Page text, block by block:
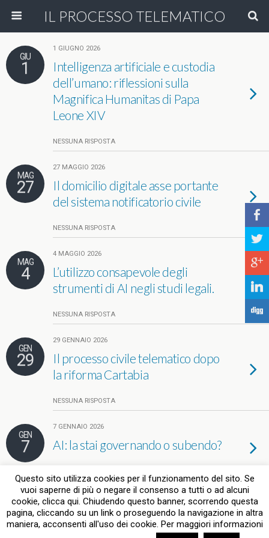
IL PROCESSO TELEMATICO
GIU
1
1 GIUGNO 2026
Intelligenza artificiale e custodia
dell’umano: riflessioni sulla
Magnifica Humanitas di Papa
Leone XIV
NESSUNA RISPOSTA
MAG
27
27 MAGGIO 2026
Il domicilio digitale asse portante
del sistema notificatorio civile
NESSUNA RISPOSTA
MAG
4
4 MAGGIO 2026
L’utilizzo consapevole degli
strumenti di AI negli studi legali.
NESSUNA RISPOSTA
GEN
29
29 GENNAIO 2026
Il processo civile telematico dopo
la riforma Cartabia
NESSUNA RISPOSTA
GEN
7
7 GENNAIO 2026
AI: la stai governando o subendo?
Carica Altre Voci…
Questo sito utilizza cookies per il funzionamento del sito. Se
vuoi saperne di più o negare il consenso a tutti o ad alcuni
cookie, clicca qui. Chiudendo questo banner, scorrendo questa
pagina, cliccando su un link o proseguendo la navigazione in altra
maniera, acconsenti all'uso dei cookie. Per maggiori informazioni
b
a
c
j
F